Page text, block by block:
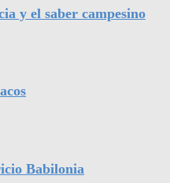
y el saber campesino
Babilonia